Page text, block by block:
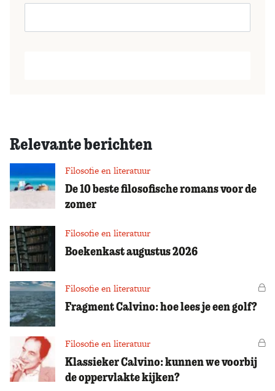
Relevante berichten
Filosofie en literatuur
De 10 beste filosofische romans voor de
zomer
Filosofie en literatuur
Boekenkast augustus 2026
Filosofie en literatuur
Fragment Calvino: hoe lees je een golf?
Filosofie en literatuur
Klassieker Calvino: kunnen we voorbij
de oppervlakte kijken?